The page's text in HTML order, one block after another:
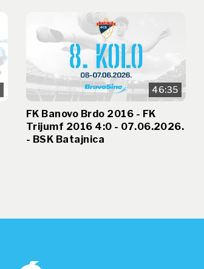
46:35
FK Banovo Brdo 2016 - FK
Trijumf 2016 4:0 - 07.06.2026.
- BSK Batajnica